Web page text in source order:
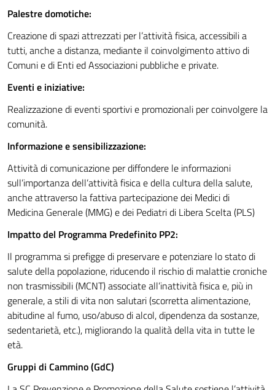
Palestre domotiche:
Creazione di spazi attrezzati per l’attività fisica, accessibili a
tutti, anche a distanza, mediante il coinvolgimento attivo di
Comuni e di Enti ed Associazioni pubbliche e private.
Eventi e iniziative:
Realizzazione di eventi sportivi e promozionali per coinvolgere la
comunità.
Informazione e sensibilizzazione:
Attività di comunicazione per diffondere le informazioni
sull’importanza dell’attività fisica e della cultura della salute,
anche attraverso la fattiva partecipazione dei Medici di
Medicina Generale (MMG) e dei Pediatri di Libera Scelta (PLS)
Impatto del Programma Predefinito PP2:
Il programma si prefigge di preservare e potenziare lo stato di
salute della popolazione, riducendo il rischio di malattie croniche
non trasmissibili (MCNT) associate all’inattività fisica e, più in
generale, a stili di vita non salutari (scorretta alimentazione,
abitudine al fumo, uso/abuso di alcol, dipendenza da sostanze,
sedentarietà, etc.), migliorando la qualità della vita in tutte le
età.
Gruppi di Cammino (GdC)